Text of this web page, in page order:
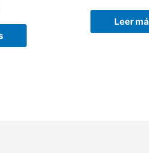
Leer